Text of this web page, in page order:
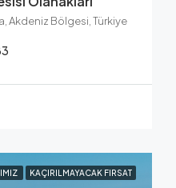
Akdeniz Bölgesi, Türkiye
KAÇIRILMAYACAK FIRSAT